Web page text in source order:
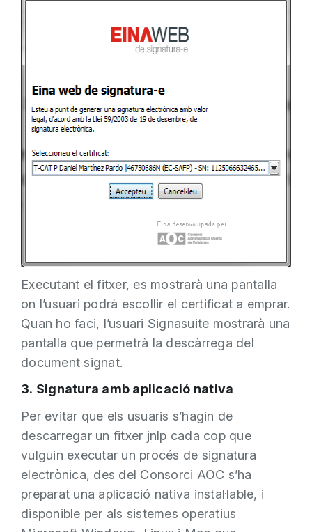
Executant el fitxer, es mostrarà una pantalla
on l’usuari podrà escollir el certificat a emprar.
Quan ho faci, l’usuari Signasuite mostrarà una
pantalla que permetrà la descàrrega del
document signat.
3. Signatura amb aplicació nativa
Per evitar que els usuaris s’hagin de
descarregar un fitxer jnlp cada cop que
vulguin executar un procés de signatura
electrònica, des del Consorci AOC s’ha
preparat una aplicació nativa instal·lable, i
disponible per als sistemes operatius